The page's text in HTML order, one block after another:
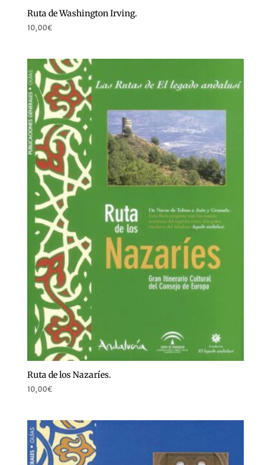
Ruta de Washington Irving.
10,00€
Ruta de los Nazaríes.
10,00€